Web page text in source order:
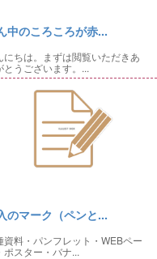
中のころころが赤...
にちは。まずは閲覧いただきあ
とうございます。...
のマーク（ペンと...
資料・パンフレット・WEBペー
ポスター・バナ...